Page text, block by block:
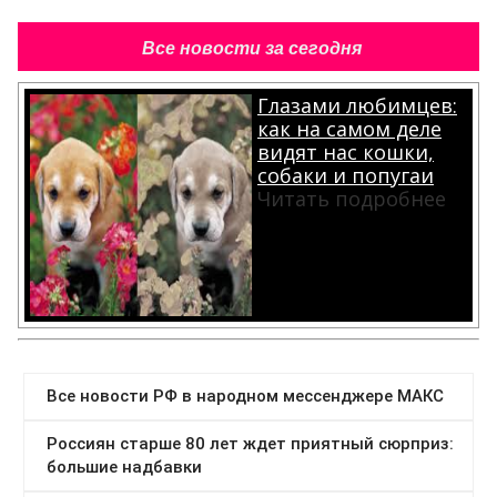
Все новости за сегодня
Глазами любимцев:
как на самом деле
видят нас кошки,
собаки и попугаи
Читать подробнее